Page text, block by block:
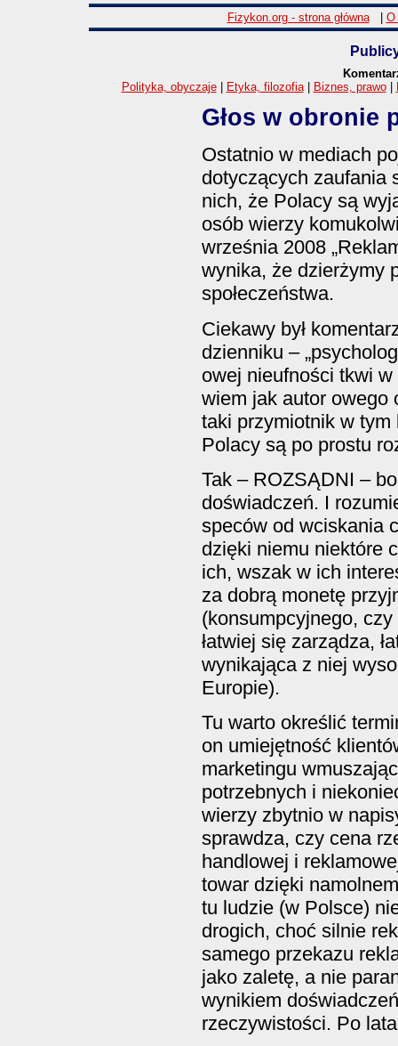
Fizykon.org - strona główna| O
Polityka, obyczaje| Etyka, filozofia| Biznes, prawo|
Głos w obronie
Ostatnio w mediach
dotyczących zaufania
nich, że Polacy są
osób wierzy
września 2008
wynika, że dzierżymy
społeczeństwa.
Ciekawy był
dzienniku –
owej nieufności tkwi w
wiem jak autor owego
taki przymiotnik w tym
Polacy są po prostu
Tak – ROZSĄDNI –
doświadczeń. I
speców od wciskania
dzięki niemu niektóre
ich, wszak w ich
za dobrą monetę
(konsumpcyjnego, czy
łatwiej się zarządza,
wynikająca z niej
Europie).
Tu warto określić
on umiejętność
marketingu
potrzebnych i
wierzy zbytnio w
sprawdza, czy cena
handlowej i
towar dzięki
tu ludzie (w Polsce)
drogich, choć silnie
samego przekazu
jako zaletę, a nie
wynikiem
rzeczywistości. Po